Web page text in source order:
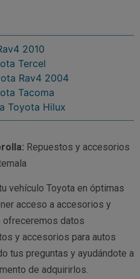
2010
Tercel
Rav4 2004
Tacoma
Toyota Hilux
Repuestos y accesorios
vehículo Toyota en óptimas
acceso a accesorios y
ofreceremos datos
y accesorios para autos
tus preguntas y ayudándote a
de adquirirlos.